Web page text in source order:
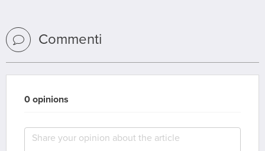
Commenti
0 opinions